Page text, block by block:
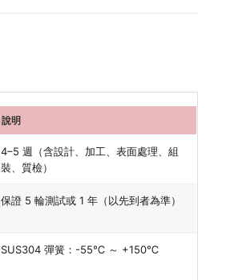
說明
4–5 週（含設計、加工、表面處理、組
裝、質檢）
保證 5 輪測試或 1 年（以先到者為準）
SUS304 彈簧：-55℃ ～ +150℃